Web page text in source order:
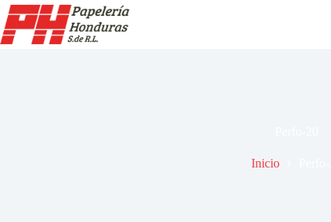
Saltar
al
contenido
Inicio